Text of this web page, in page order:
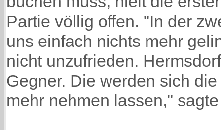
Partie völlig offen. "In der
uns einfach nichts mehr
nicht unzufrieden.
Gegner. Die werden sich
mehr nehmen lassen,"